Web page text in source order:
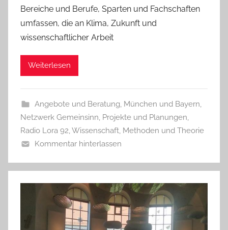
Bereiche und Berufe, Sparten und Fachschaften
umfassen, die an Klima, Zukunft und
wissenschaftlicher Arbeit
Weiterlesen
Angebote und Beratung, München und Bayern,
Netzwerk Gemeinsinn, Projekte und Planungen,
Radio Lora 92,Wissenschaft, Methoden und Theorie
Kommentar hinterlassen